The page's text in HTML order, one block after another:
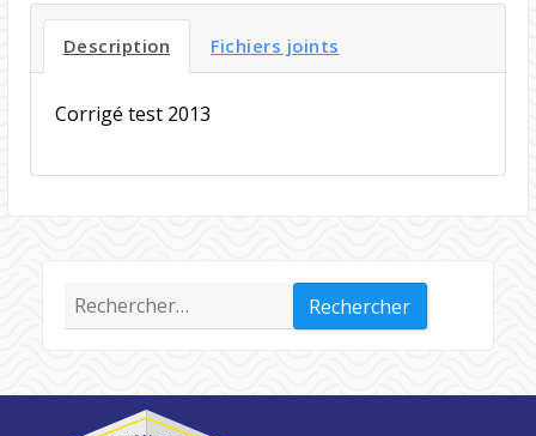
Description Fichiers joints
Corrigé test 2013
Rechercher :